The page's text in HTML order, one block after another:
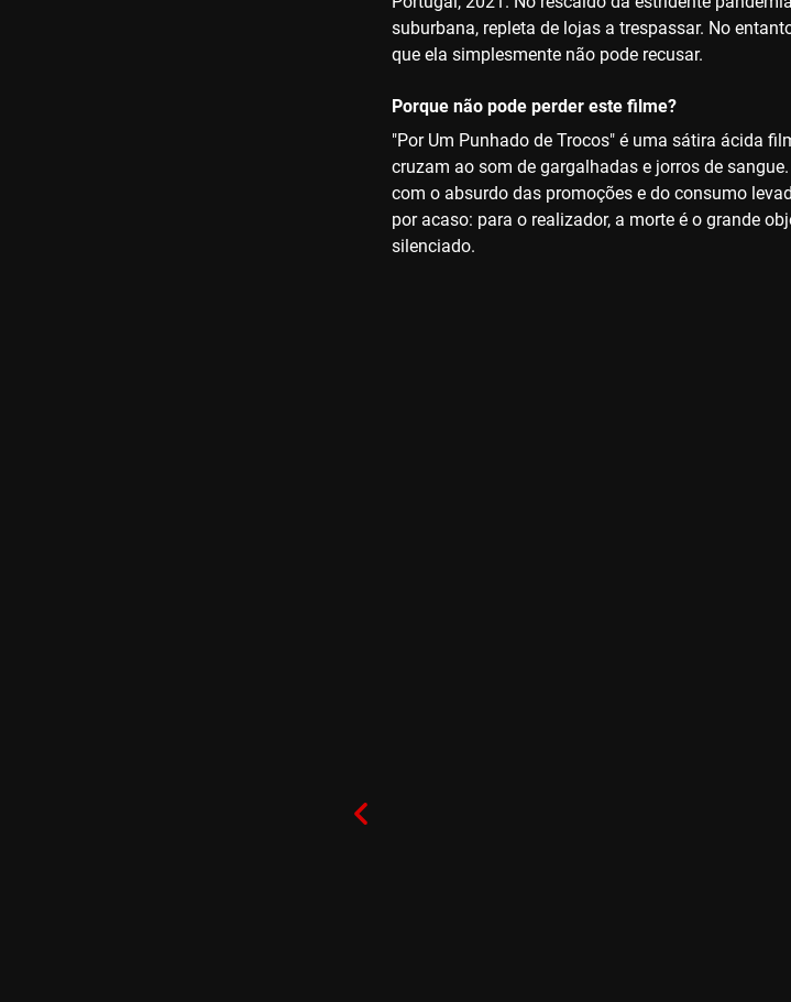
suburbana, repleta de lojas a trespassar. No
que ela simplesmente não pode recusar.
Porque não pode perder este filme?
"Por Um Punhado de Trocos" é uma sátira ácida
cruzam ao som de gargalhadas e jorros de
com o absurdo das promoções e do consumo
por acaso: para o realizador, a morte é o grande
silenciado.